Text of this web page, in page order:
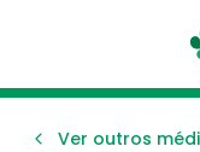
Ver outros